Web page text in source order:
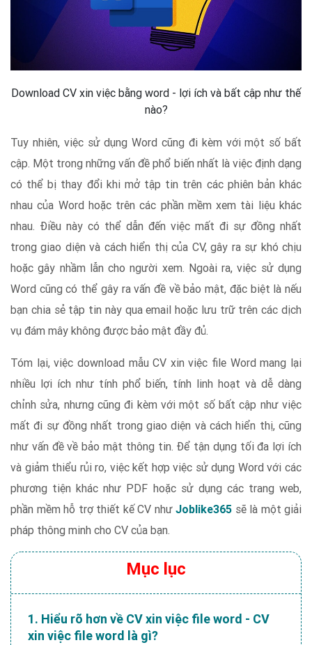
Mục lục
1. Hiểu rõ hơn về CV xin việc file word - CV
xin việc file word là gì?
Download CV xin việc bằng word - lợi ích và bất cập như thế
nào?
Tuy nhiên, việc sử dụng Word cũng đi kèm với một số bất
cập. Một trong những vấn đề phổ biến nhất là việc định dạng
có thể bị thay đổi khi mở tập tin trên các phiên bản khác
nhau của Word hoặc trên các phần mềm xem tài liệu khác
nhau. Điều này có thể dẫn đến việc mất đi sự đồng nhất
trong giao diện và cách hiển thị của CV, gây ra sự khó chịu
hoặc gây nhầm lẫn cho người xem. Ngoài ra, việc sử dụng
Word cũng có thể gây ra vấn đề về bảo mật, đặc biệt là nếu
bạn chia sẻ tập tin này qua email hoặc lưu trữ trên các dịch
vụ đám mây không được bảo mật đầy đủ.
Tóm lại, việc download mẫu CV xin việc file Word mang lại
nhiều lợi ích như tính phổ biến, tính linh hoạt và dễ dàng
chỉnh sửa, nhưng cũng đi kèm với một số bất cập như việc
mất đi sự đồng nhất trong giao diện và cách hiển thị, cũng
như vấn đề về bảo mật thông tin. Để tận dụng tối đa lợi ích
và giảm thiểu rủi ro, việc kết hợp việc sử dụng Word với các
phương tiện khác như PDF hoặc sử dụng các trang web,
phần mềm hỗ trợ thiết kế CV như Joblike365 sẽ là một giải
pháp thông minh cho CV của bạn.